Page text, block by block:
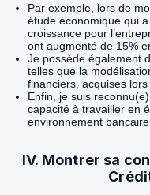
Par exemple, lors de
étude économique qui
croissance pour
ont augmenté de 15%
Je possède également
telles que la
financiers, acquises
Enfin, je suis
capacité à travailler en
environnement
IV. Montrer sa